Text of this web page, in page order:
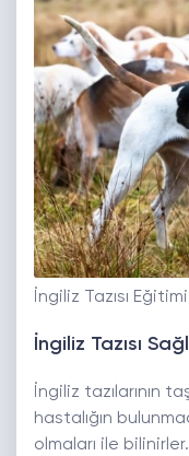
İngiliz Tazısı Eğitimi
İngiliz Tazısı
İngiliz tazılarının
hastalığın
olmaları ile